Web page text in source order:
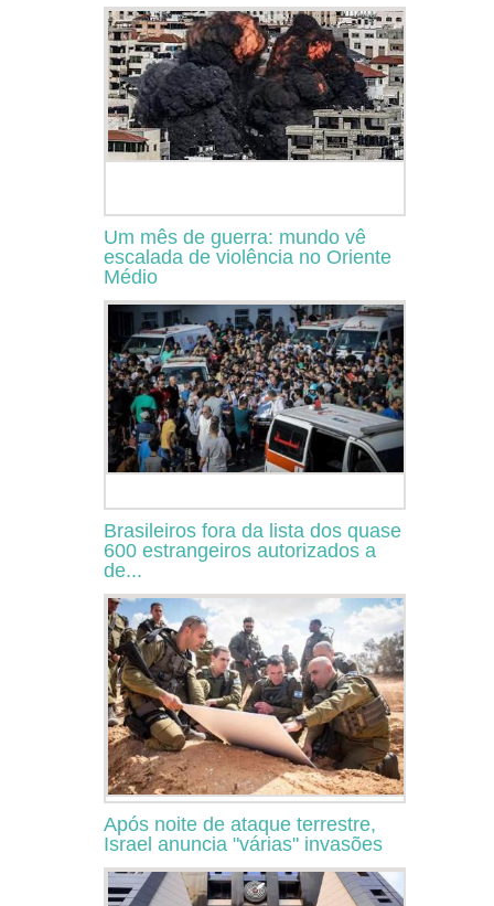
Um mês de guerra: mundo vê
escalada de violência no Oriente
Médio
Brasileiros fora da lista dos quase
600 estrangeiros autorizados a
de...
Após noite de ataque terrestre,
Israel anuncia "várias" invasões